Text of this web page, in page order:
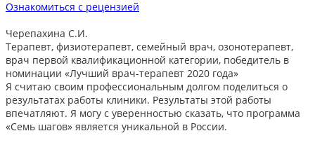
Ознакомиться с рецензией
Черепахина С.И.
Терапевт, физиотерапевт, семейный врач, озонотерапевт,
врач первой квалификационной категории, победитель в
номинации «Лучший врач-терапевт 2020 года»
Я считаю своим профессиональным долгом поделиться о
результатах работы клиники. Результаты этой работы
впечатляют. Я могу с уверенностью сказать, что программа
«Семь шагов» является уникальной в России.